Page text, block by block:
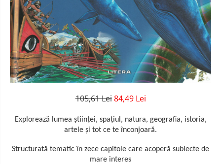
105,61 Lei 84,49 Lei
Explorează lumea ştiinţei, spaţiul, natura, geografia, istoria,
artele şi tot ce te înconjoară.
Structurată tematic în zece capitole care acoperă subiecte de
mare interes